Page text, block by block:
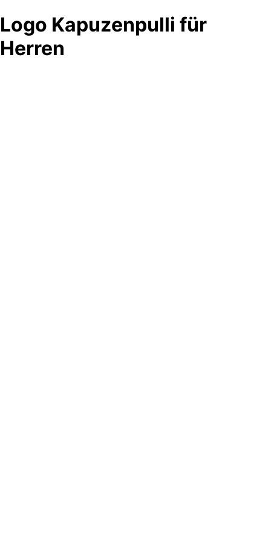
Logo Kapuzenpulli für
Herren